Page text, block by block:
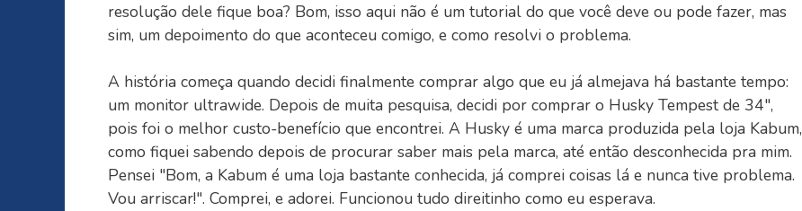
resolução dele fique boa? Bom, isso aqui não é um tutorial do que você deve ou pode fazer, mas
sim, um depoimento do que aconteceu comigo, e como resolvi o problema.
A história começa quando decidi finalmente comprar algo que eu já almejava há bastante tempo:
um monitor ultrawide. Depois de muita pesquisa, decidi por comprar o Husky Tempest de 34",
pois foi o melhor custo-benefício que encontrei. A Husky é uma marca produzida pela loja Kabum,
como fiquei sabendo depois de procurar saber mais pela marca, até então desconhecida pra mim.
Pensei "Bom, a Kabum é uma loja bastante conhecida, já comprei coisas lá e nunca tive problema.
Vou arriscar!". Comprei, e adorei. Funcionou tudo direitinho como eu esperava.